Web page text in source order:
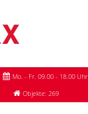
Mo. - Fr. 09.00 - 18.00 Uhr
Objekte: 269